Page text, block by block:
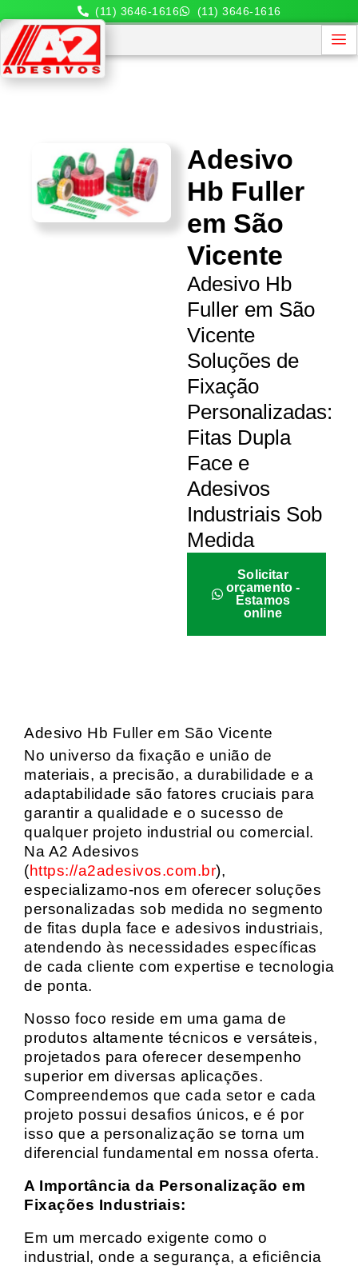
(11) 3646-1616 (11) 3646-1616
Adesivo
Hb Fuller
em São
Vicente
Adesivo Hb
Fuller em São
Vicente
Soluções de
Fixação
Personalizadas:
Fitas Dupla
Face e
Adesivos
Industriais Sob
Medida
Solicitar
orçamento -
Estamos
online
Adesivo Hb Fuller em São Vicente
No universo da fixação e união de
materiais, a precisão, a durabilidade e a
adaptabilidade são fatores cruciais para
garantir a qualidade e o sucesso de
qualquer projeto industrial ou comercial.
Na A2 Adesivos
(https://a2adesivos.com.br),
especializamo-nos em oferecer soluções
personalizadas sob medida no segmento
de fitas dupla face e adesivos industriais,
atendendo às necessidades específicas
de cada cliente com expertise e tecnologia
de ponta.
Nosso foco reside em uma gama de
produtos altamente técnicos e versáteis,
projetados para oferecer desempenho
superior em diversas aplicações.
Compreendemos que cada setor e cada
projeto possui desafios únicos, e é por
isso que a personalização se torna um
diferencial fundamental em nossa oferta.
A Importância da Personalização em
Fixações Industriais:
Em um mercado exigente como o
industrial, onde a segurança, a eficiência